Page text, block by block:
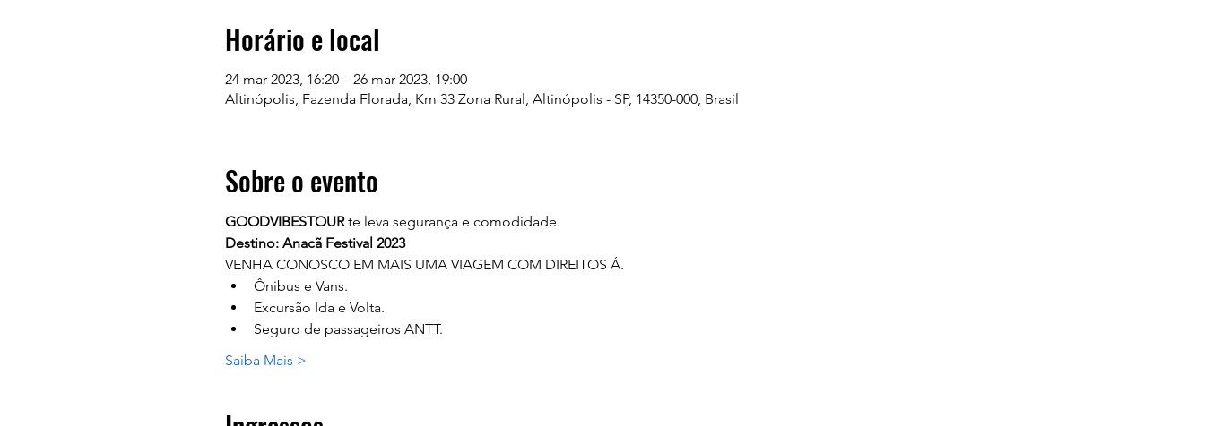
Horário e local
24 mar 2023, 16:20 – 26 mar 2023, 19:00
Altinópolis, Fazenda Florada, Km 33 Zona Rural, Altinópolis - SP, 14350-000, Brasil
Sobre o evento
GOODVIBESTOUR te leva segurança e comodidade.
Destino: Anacã Festival 2023
VENHA CONOSCO EM MAIS UMA VIAGEM COM DIREITOS Á.
Ônibus e Vans.
Excursão Ida e Volta.
Seguro de passageiros ANTT.
Saiba Mais >